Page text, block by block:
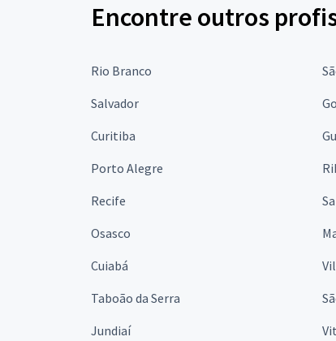
Encontre outros
Rio Branco
Salvador
Curitiba
Porto Alegre
Recife
Osasco
Cuiabá
Taboão da Serra
Jundiaí